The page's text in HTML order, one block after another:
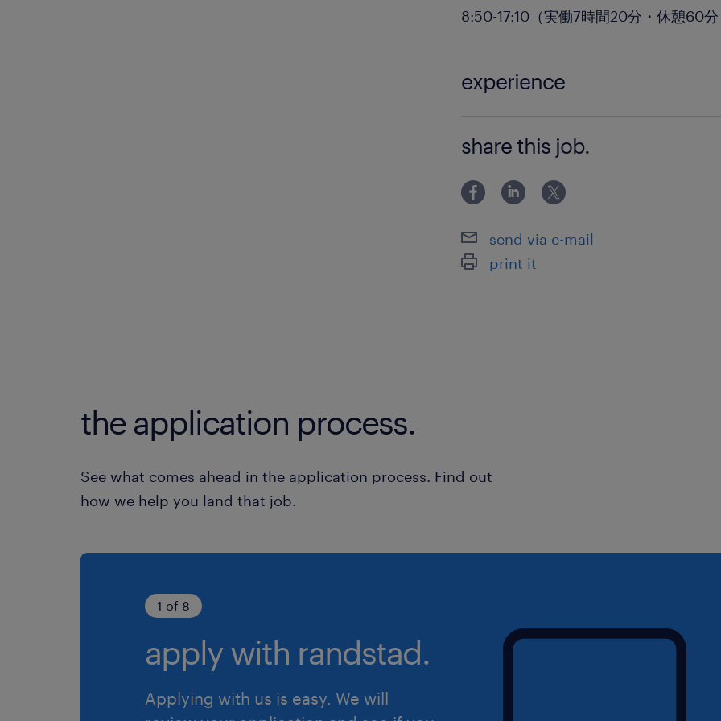
8:50-17:10（実働7時間20分・休憩60分
experience
ちの方はご相談ください！
share this job.
send via e-mail
print it
the application process.
See what comes ahead in the application process. Find out
how we help you land that job.
1 of 8
apply with randstad.
Applying with us is easy. We will